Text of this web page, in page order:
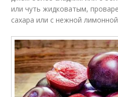
или чуть жидковатым,
сахара или с нежной